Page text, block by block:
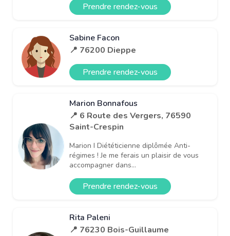
Prendre rendez-vous
Sabine Facon
📍 76200 Dieppe
Prendre rendez-vous
Marion Bonnafous
📍 6 Route des Vergers, 76590
Saint-Crespin
Marion I Diététicienne diplômée Anti-
régimes ! Je me ferais un plaisir de vous
accompagner dans...
Prendre rendez-vous
Rita Paleni
📍 76230 Bois-Guillaume